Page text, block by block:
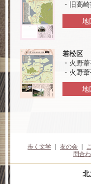
・旧高
地
若松区
・火野
・火野
地
歩く文学 友の会
問合
北